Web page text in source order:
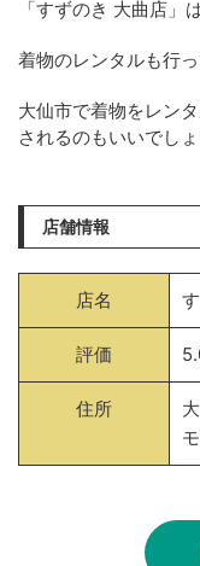
「すずのき 大曲店」
着物のレンタルも行っ
大仙市で着物をレン
されるのもいいでしょ
店舗情報
店名
評価
住所